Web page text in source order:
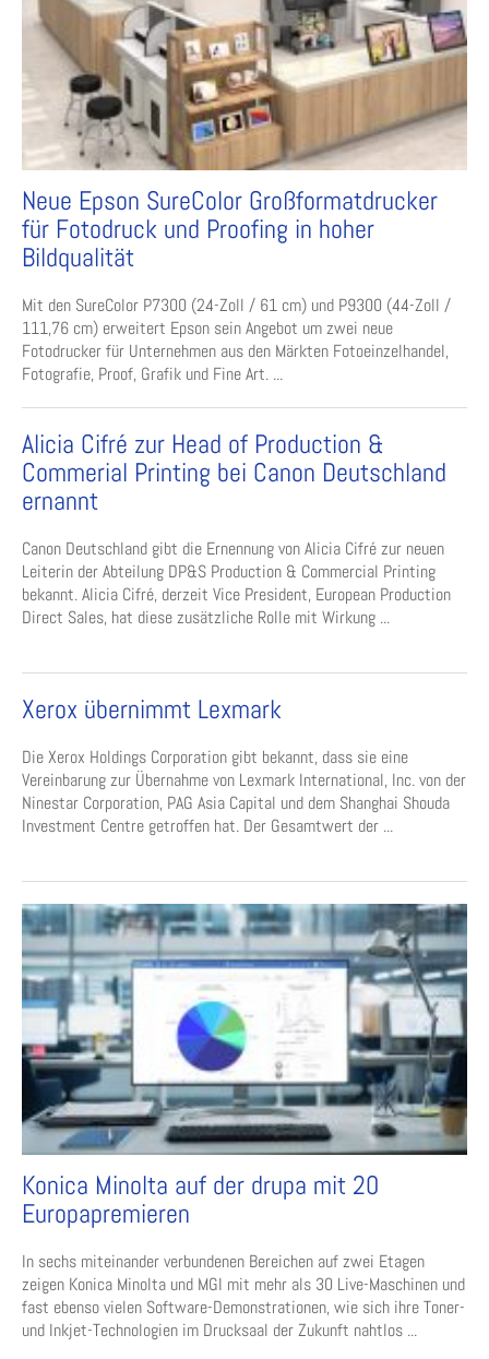
Neue Epson SureColor Großformatdrucker
für Fotodruck und Proofing in hoher
Bildqualität
Mit den SureColor P7300 (24-Zoll / 61 cm) und P9300 (44-Zoll /
111,76 cm) erweitert Epson sein Angebot um zwei neue
Fotodrucker für Unternehmen aus den Märkten Fotoeinzelhandel,
Fotografie, Proof, Grafik und Fine Art. ...
Alicia Cifré zur Head of Production &
Commerial Printing bei Canon Deutschland
ernannt
Canon Deutschland gibt die Ernennung von Alicia Cifré zur neuen
Leiterin der Abteilung DP&S Production & Commercial Printing
bekannt. Alicia Cifré, derzeit Vice President, European Production
Direct Sales, hat diese zusätzliche Rolle mit Wirkung ...
Xerox übernimmt Lexmark
Die Xerox Holdings Corporation gibt bekannt, dass sie eine
Vereinbarung zur Übernahme von Lexmark International, Inc. von der
Ninestar Corporation, PAG Asia Capital und dem Shanghai Shouda
Investment Centre getroffen hat. Der Gesamtwert der ...
Konica Minolta auf der drupa mit 20
Europapremieren
In sechs miteinander verbundenen Bereichen auf zwei Etagen
zeigen Konica Minolta und MGI mit mehr als 30 Live-Maschinen und
fast ebenso vielen Software-Demonstrationen, wie sich ihre Toner-
und Inkjet-Technologien im Drucksaal der Zukunft nahtlos ...